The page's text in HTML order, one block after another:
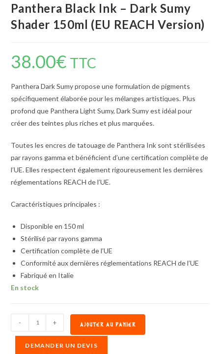
Panthera Black Ink – Dark Sumy
Shader 150ml (EU REACH Version)
38.00€ TTC
Panthera Dark Sumy propose une formulation de pigments
spécifiquement élaborée pour les mélanges artistiques. Plus
profond que Panthera Light Sumy, Dark Sumy est idéal pour
créer des teintes plus riches et plus marquées.
Toutes les encres de tatouage de Panthera Ink sont stérilisées
par rayons gamma et bénéficient d’une certification complète de
l’UE. Elles respectent également rigoureusement les dernières
réglementations REACH de l’UE.
Caractéristiques principales :
Disponible en 150 ml
Stérilisé par rayons gamma
Certification complète de l’UE
Conformité aux dernières réglementations REACH de l’UE
Fabriqué en Italie
En stock
- + AJOUTER AU PANIER
DEMANDER UN DEVIS